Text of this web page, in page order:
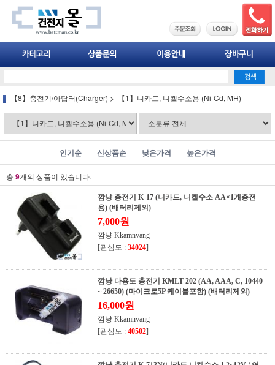
【8】충전기/아답터(Charger) > 【1】니카드, 니켈수소용 (Ni-Cd, MH)
인기순 신상품순 낮은가격 높은가격
총 9개의 상품이 있습니다.
깜냥 충전기 K-17 (니카드, 니켈수소 AA×1개충전
용) (배터리제외)
7,000원
깜냥 Kkamnyang
[관심도 : 34024]
깜냥 다용도 충전기 KMLT-202 (AA, AAA, C, 10440
~ 26650) (마이크로5P 케이블포함) (배터리제외)
16,000원
깜냥 Kkamnyang
[관심도 : 40502]